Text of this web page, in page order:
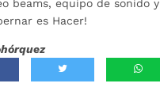
beams, equipo de sonido y
es Hacer!